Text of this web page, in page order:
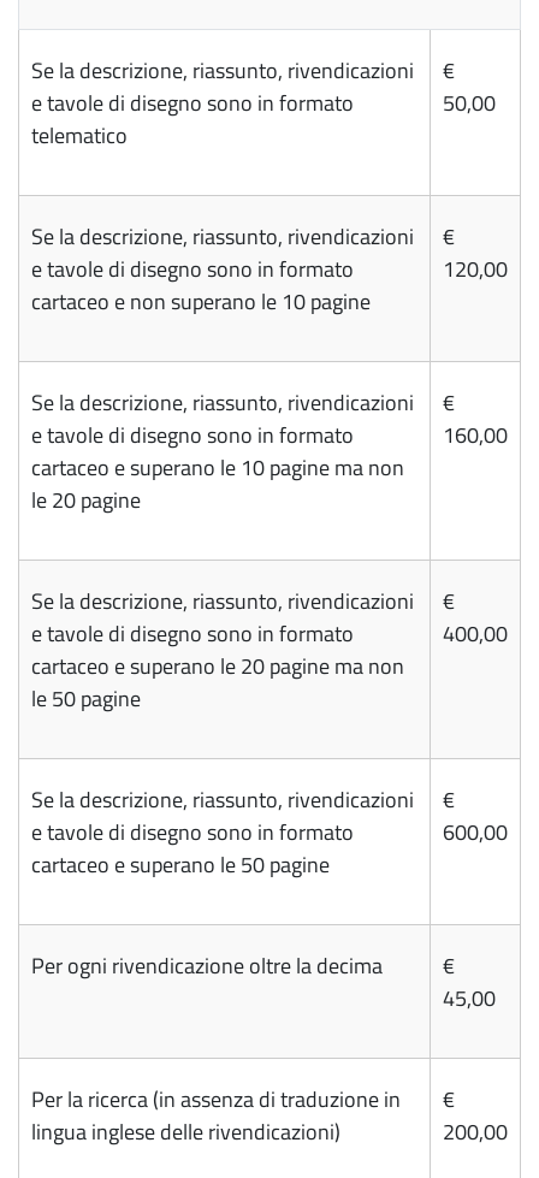
Se la descrizione, riassunto, rivendicazioni
e tavole di disegno sono in formato
telematico
€
50,00
Se la descrizione, riassunto, rivendicazioni
e tavole di disegno sono in formato
cartaceo e non superano le 10 pagine
€
120,00
Se la descrizione, riassunto, rivendicazioni
e tavole di disegno sono in formato
cartaceo e superano le 10 pagine ma non
le 20 pagine
€
160,00
Se la descrizione, riassunto, rivendicazioni
e tavole di disegno sono in formato
cartaceo e superano le 20 pagine ma non
le 50 pagine
€
400,00
Se la descrizione, riassunto, rivendicazioni
e tavole di disegno sono in formato
cartaceo e superano le 50 pagine
€
600,00
Per ogni rivendicazione oltre la decima
€
45,00
Per la ricerca (in assenza di traduzione in
lingua inglese delle rivendicazioni)
€
200,00